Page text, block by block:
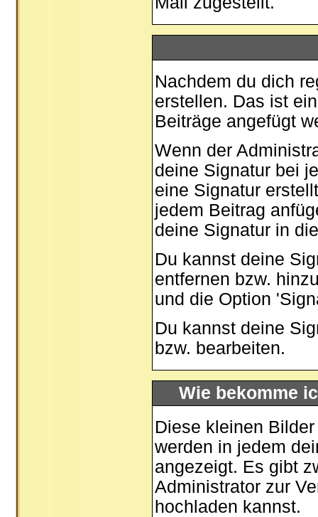
Nachdem du dich
erstellen. Das ist
Beiträge angefügt
Wenn der
deine Signatur bei
eine Signatur
jedem Beitrag
deine Signatur in
Du kannst deine
entfernen bzw.
und die Option
Du kannst deine
bzw. bearbeiten.
Wie bekomme
Diese kleinen
werden in jedem
angezeigt. Es gibt
Administrator zur
hochladen kannst.